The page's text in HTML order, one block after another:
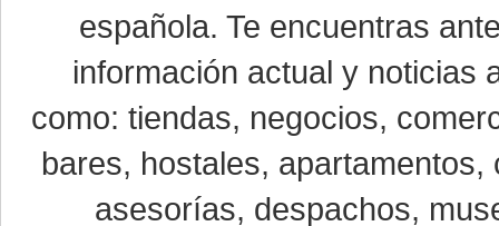
española. Te encuentras
información actual y noticias
como: tiendas, negocios,
bares, hostales,
asesorías, despachos,